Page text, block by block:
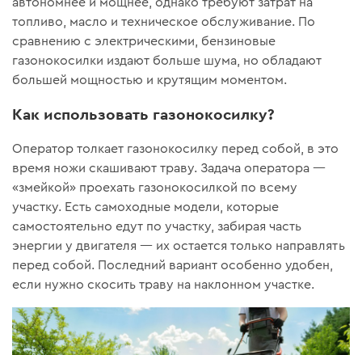
топливо, масло и техническое обслуживание. По
сравнению с электрическими, бензиновые
газонокосилки издают больше шума, но обладают
большей мощностью и крутящим моментом.
Как использовать газонокосилку?
Оператор толкает газонокосилку перед собой, в это
время ножи скашивают траву. Задача оператора —
«змейкой» проехать газонокосилкой по всему
участку. Есть самоходные модели, которые
самостоятельно едут по участку, забирая часть
энергии у двигателя — их остается только направлять
перед собой. Последний вариант особенно удобен,
если нужно скосить траву на наклонном участке.